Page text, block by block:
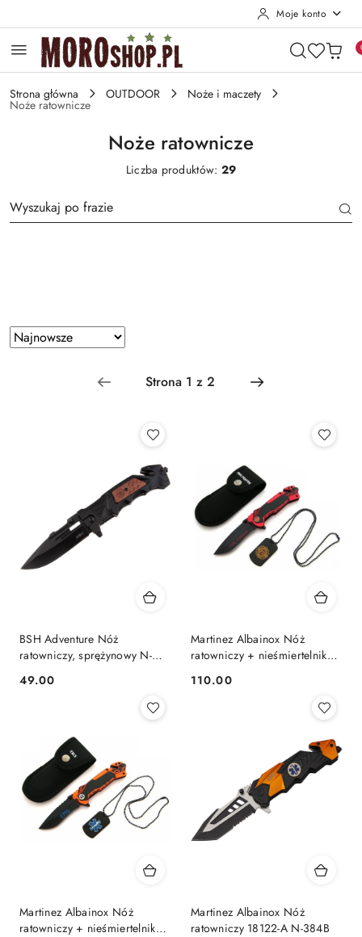
Moje konto
Strona główna OUTDOOR Noże i maczety
Noże ratownicze
Noże ratownicze
Liczba produktów: 29
Zastosowano
sortowanie:
Sortuj
według
BSH Adventure Nóż
ratowniczy, sprężynowy N-
Cena:
49.00
Martinez Albainox Nóż
ratowniczy + nieśmiertelnik
Cena:
110.00
Martinez Albainox Nóż
ratowniczy + nieśmiertelnik
Martinez Albainox Nóż
ratowniczy 18122-A N-384B